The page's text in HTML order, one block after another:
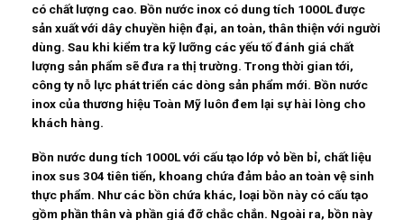
có chất lượng cao. Bồn nước inox có dung tích 1000L được
sản xuất với dây chuyền hiện đại, an toàn, thân thiện với người
dùng. Sau khi kiểm tra kỹ lưỡng các yếu tố đánh giá chất
lượng sản phẩm sẽ đưa ra thị trường. Trong thời gian tới,
công ty nỗ lực phát triển các dòng sản phẩm mới. Bồn nước
inox của thương hiệu Toàn Mỹ luôn đem lại sự hài lòng cho
khách hàng.
Bồn nước dung tích 1000L với cấu tạo lớp vỏ bền bỉ, chất liệu
inox sus 304 tiên tiến, khoang chứa đảm bảo an toàn vệ sinh
thực phẩm. Như các bồn chứa khác, loại bồn này có cấu tạo
gồm phần thân và phần giá đỡ chắc chắn. Ngoài ra, bồn này